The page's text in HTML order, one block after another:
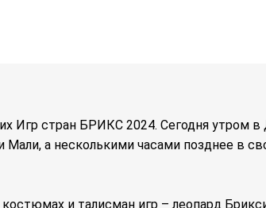
Игр стран БРИКС 2024. Сегодня утром
а несколькими часами позднее в
и талисман игр – леопард